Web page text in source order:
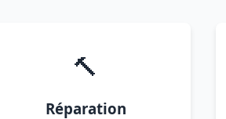
🔨
Réparation